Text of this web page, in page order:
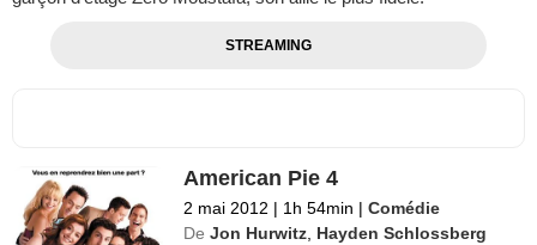
STREAMING
American Pie 4
2 mai 2012 | 1h 54min | Comédie
De Jon Hurwitz, Hayden Schlossberg